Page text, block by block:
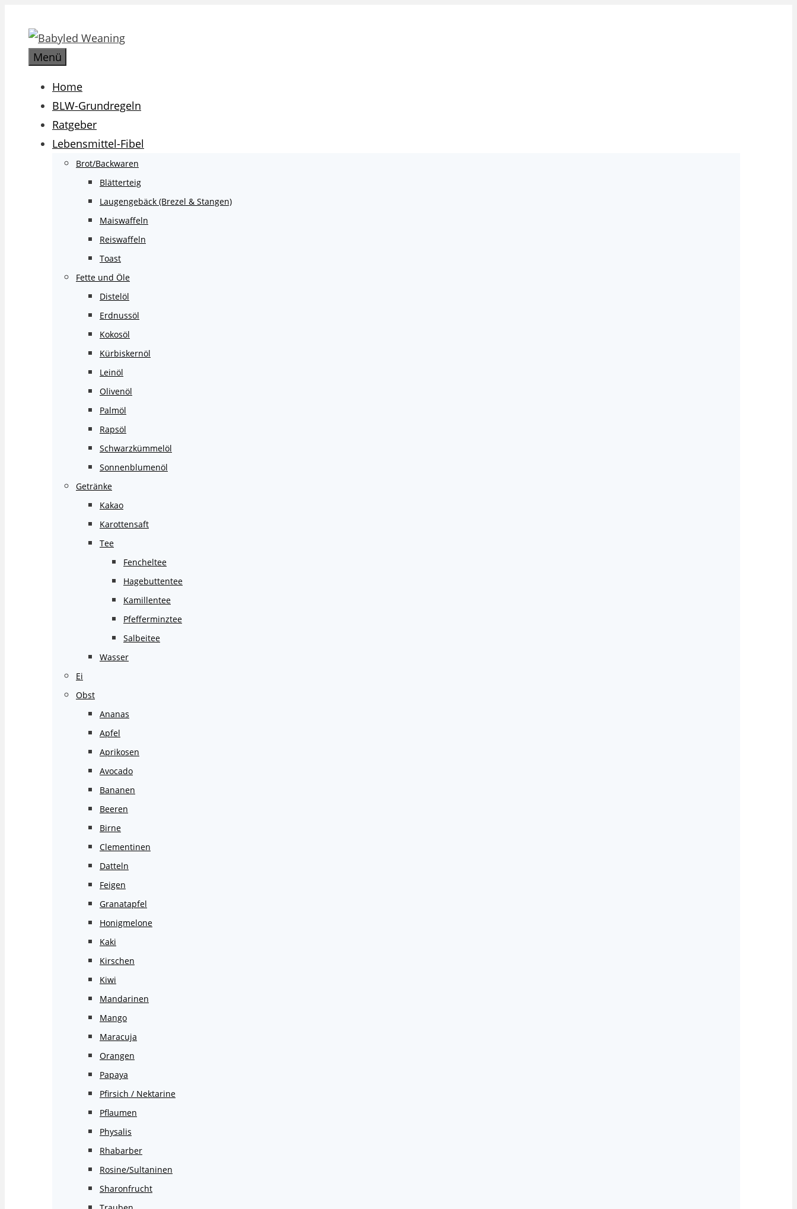
Inhalt
springenMenü
Home
BLW-Grundregeln
Ratgeber
Lebensmittel-Fibel
Brot/Backwaren
Blätterteig
Laugengebäck (Brezel & Stangen)
Maiswaffeln
Reiswaffeln
Toast
Fette und Öle
Distelöl
Erdnussöl
Kokosöl
Kürbiskernöl
Leinöl
Olivenöl
Palmöl
Rapsöl
Schwarzkümmelöl
Sonnenblumenöl
Getränke
Kakao
Karottensaft
Tee
Fencheltee
Hagebuttentee
Kamillentee
Pfefferminztee
Salbeitee
Wasser
Ei
Obst
Ananas
Apfel
Aprikosen
Avocado
Bananen
Beeren
Birne
Clementinen
Datteln
Feigen
Granatapfel
Honigmelone
Kaki
Kirschen
Kiwi
Mandarinen
Mango
Maracuja
Orangen
Papaya
Pfirsich / Nektarine
Pflaumen
Physalis
Rhabarber
Rosine/Sultaninen
Sharonfrucht